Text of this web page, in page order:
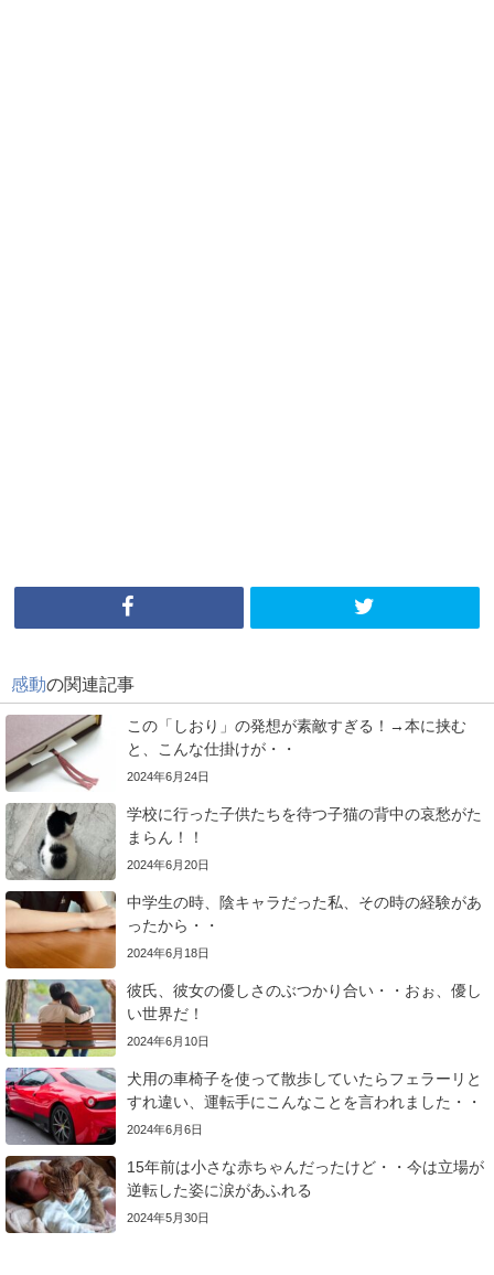
感動の関連記事
この「しおり」の発想が素敵すぎる！→本に挟む
と、こんな仕掛けが・・
2024年6月24日
学校に行った子供たちを待つ子猫の背中の哀愁がた
まらん！！
2024年6月20日
中学生の時、陰キャラだった私、その時の経験があ
ったから・・
2024年6月18日
彼氏、彼女の優しさのぶつかり合い・・おぉ、優し
い世界だ！
2024年6月10日
犬用の車椅子を使って散歩していたらフェラーリと
すれ違い、運転手にこんなことを言われました・・
2024年6月6日
15年前は小さな赤ちゃんだったけど・・今は立場が
逆転した姿に涙があふれる
2024年5月30日